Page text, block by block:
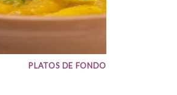
PLATOS DE FONDO